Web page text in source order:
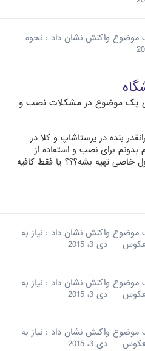
موضوع واکنش نشان داد : نحوه
یک موضوع در مشکلات نصب و
بنده در پرستاشاپ و کلا در
برای نصب و استفاده از
خاصی تهیه بشه؟؟؟ یا فقط کافیه
موضوع واکنش نشان داد : نیاز به
دی 3، 2015
موضوع واکنش نشان داد : نیاز به
دی 3، 2015
موضوع واکنش نشان داد : نیاز به
دی 3، 2015